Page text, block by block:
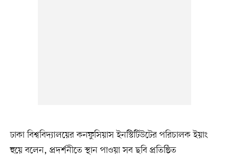
ঢাকা বিশ্ববিদ্যালয়ের কনফুসিয়াস ইনস্টিটিউটের পরিচালক ইয়াং
হুয়ে বলেন, প্রদর্শনীতে স্থান পাওয়া সব ছবি প্রতিষ্ঠিত